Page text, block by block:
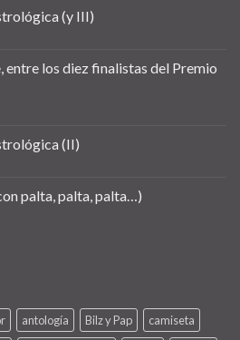
(y III)
entre los diez finalistas del Premio
(II)
palta, palta, palta…)
antología Bilz y Pap
camiseta